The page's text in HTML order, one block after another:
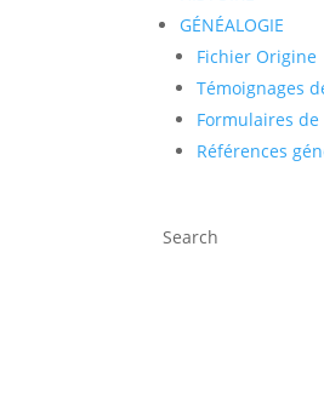
GÉNÉALOGIE
Fichier Origine
Témoignages
Formulaires
Références
Search